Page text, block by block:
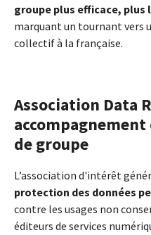
groupe plus efficace,
marquant un tournant vers
collectif à la française.
Association Data
de groupe
L’association d'intérêt
protection des données
contre les usages non
éditeurs de services